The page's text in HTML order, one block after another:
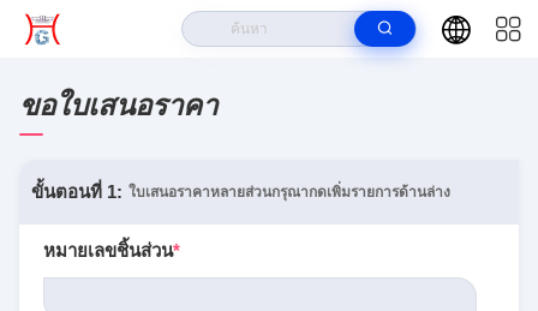
ขอใบเสนอราคา
ขั้นตอนที่ 1: ใบเสนอราคาหลายส่วนกรุณากดเพิ่มรายการด้านล่าง
หมายเลขชิ้นส่วน*